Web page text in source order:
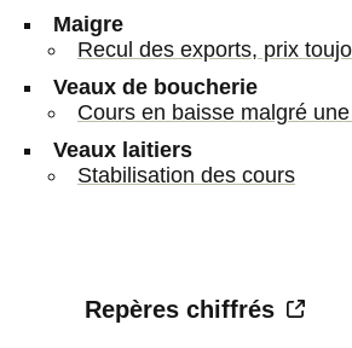
Maigre
Recul des exports, prix
Veaux de boucherie
Cours en baisse malgré
Veaux laitiers
Stabilisation des cours
Repères chiffrés